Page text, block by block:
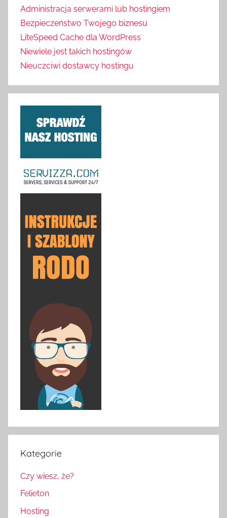
Administracja serwerami lub hostingiem
Bezpieczeństwo Twojego biznesu
LiteSpeed Cache dla WordPress
Niewiele jest takich hostingów
Nieuczciwi dostawcy hostingu
Kategorie
Czy wiesz, że?
Felieton
Hosting